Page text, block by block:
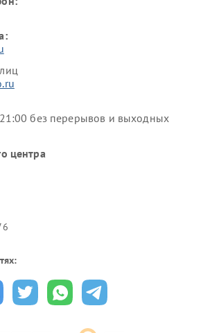
без перерывов и выходных
центра